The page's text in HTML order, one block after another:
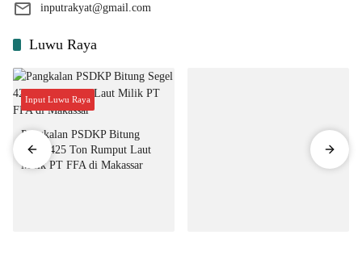
inputrakyat@gmail.com
Luwu Raya
Input Luwu Raya
Pangkalan PSDKP Bitung
Segel 425 Ton Rumput Laut
Milik PT FFA di Makassar